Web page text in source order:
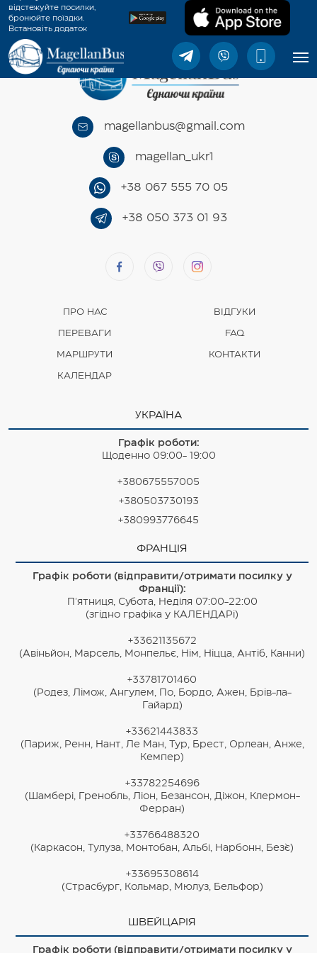
відстежуйте посилки,
бронюйте поїздки.
Встановіть додаток
MagellanBus.
magellanbus@gmail.com
magellan_ukr1
+38 067 555 70 05
+38 050 373 01 93
ПРО НАС
ПЕРЕВАГИ
МАРШРУТИ
КАЛЕНДАР
ВІДГУКИ
FAQ
КОНТАКТИ
УКРАЇНА
Графік роботи:
Щоденно 09:00- 19:00
+380675557005
+380503730193
+380993776645
ФРАНЦІЯ
Графік роботи (відправити/отримати посилку у
Франції):
П'ятниця, Субота, Неділя 07:00-22:00
(згідно графіка у КАЛЕНДАРі)
+33621135672
(Авіньйон, Марсель, Монпельє, Нім, Ніцца, Антіб, Канни)
+33781701460
(Родез, Лімож, Ангулем, По, Бордо, Ажен, Брів-ла-
Гайард)
+33621443833
(Париж, Ренн, Нант, Ле Ман, Тур, Брест, Орлеан, Анже,
Кемпер)
+33782254696
(Шамбері, Гренобль, Ліон, Безансон, Діжон, Клермон-
Ферран)
+33766488320
(Каркасон, Тулуза, Монтобан, Альбі, Нарбонн, Без`є)
+33695308614
(Страсбург, Кольмар, Мюлуз, Бельфор)
ШВЕЙЦАРІЯ
Графік роботи (відправити/отримати посилку у